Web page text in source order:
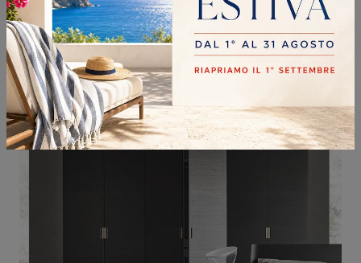
HORIZONTAL VETRO
Se desideri armadi a muro con ante scorrevoli, clicca e scopri l'armadio Horizontal Vetro di Sangiacomo in vetro.